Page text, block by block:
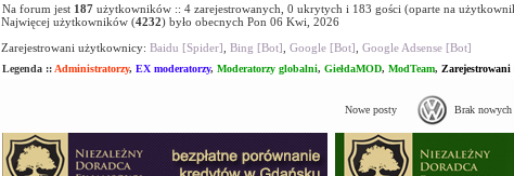
Na forum jest 187użytkowników :: 4 zarejestrowanych, 0 ukrytych i 183 gości (oparte na
Najwięcej użytkowników (4232) było obecnych Pon 06 Kwi, 2026
Zarejestrowani użytkownicy: Baidu [Spider] Bing [Bot] Google [Bot] Google Adsense [Bot]
Legenda :: Administratorzy, EX moderatorzy, Moderatorzy globalni, GiełdaMOD, ModTeam,
Nowe posty Brak